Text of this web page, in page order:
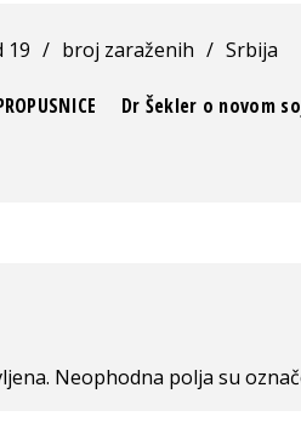
19 / broj zaraženih / Srbija
Dr Šekler o novom
Neophodna polja su